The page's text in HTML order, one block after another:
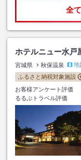
全
ホテルニュー水戸
宮城県 秋保温泉
地
ふるさと納税対象施設
お客様アンケート評価
るるぶトラベル評価